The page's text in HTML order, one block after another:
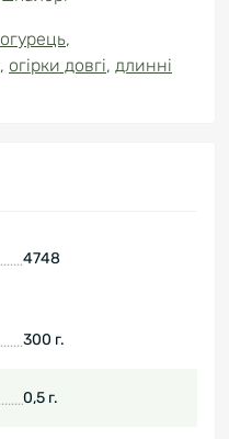
огурець,
, огірки довгі, длинні
4748
300 г.
0,5 г.